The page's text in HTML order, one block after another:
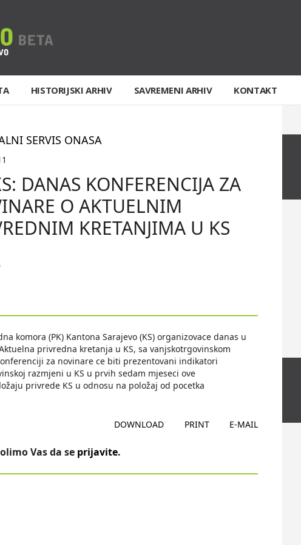
HISTORIJSKI ARHIV SAVREMENI ARHIV KONTAKT
SERVIS ONASA
DANAS KONFERENCIJA ZA
O AKTUELNIM
KRETANJIMA U KS
komora (PK) Kantona Sarajevo (KS) organizovace danas u
privredna kretanja u KS, sa vanjskotrgovinskom
za novinare ce biti prezentovani indikatori
razmjeni u KS u prvih sedam mjeseci ove
privrede KS u odnosu na položaj od pocetka
DOWNLOAD PRINT E-MAIL
Vas da se prijavite.